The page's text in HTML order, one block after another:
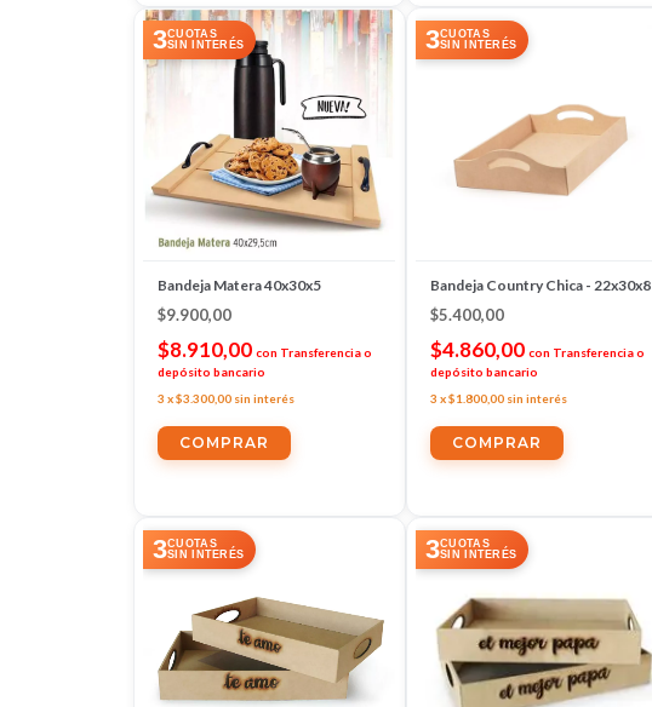
3CUOTAS
SIN INTERÉS
Bandeja Matera 40x30x5
$9.900,00
$8.910,00 con Transferencia o
depósito bancario
3 x$3.300,00 sin interés
3CUOTAS
SIN INTERÉS
Bandeja Country Chica - 22x30x8
$5.400,00
$4.860,00 con Transferencia o
depósito bancario
3 x$1.800,00 sin interés
3CUOTAS
SIN INTERÉS
3CUOTAS
SIN INTERÉS